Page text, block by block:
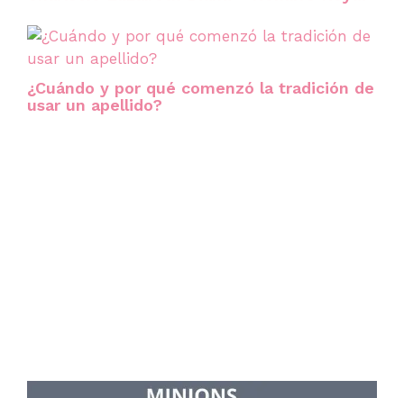
¿Cuándo y por qué comenzó la tradición de
usar un apellido?